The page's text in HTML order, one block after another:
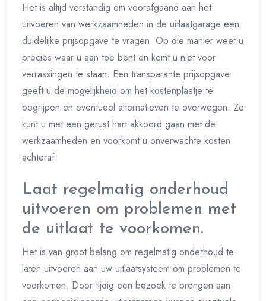
Het is altijd verstandig om voorafgaand aan het
uitvoeren van werkzaamheden in de uitlaatgarage een
duidelijke prijsopgave te vragen. Op die manier weet u
precies waar u aan toe bent en komt u niet voor
verrassingen te staan. Een transparante prijsopgave
geeft u de mogelijkheid om het kostenplaatje te
begrijpen en eventueel alternatieven te overwegen. Zo
kunt u met een gerust hart akkoord gaan met de
werkzaamheden en voorkomt u onverwachte kosten
achteraf.
Laat regelmatig onderhoud
uitvoeren om problemen met
de uitlaat te voorkomen.
Het is van groot belang om regelmatig onderhoud te
laten uitvoeren aan uw uitlaatsysteem om problemen te
voorkomen. Door tijdig een bezoek te brengen aan